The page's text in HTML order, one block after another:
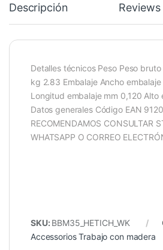
Descripción Reviews
Detalles técnicos Peso Peso
kg 2.83 Embalaje Ancho
Longitud embalaje mm 0,120 Alto
Datos generales Código EAN
RECOMENDAMOS CONSULTAR
WHATSAPP O CORREO
SKU: BBM35_HETICH_WK
Accessorios Trabajo con madera